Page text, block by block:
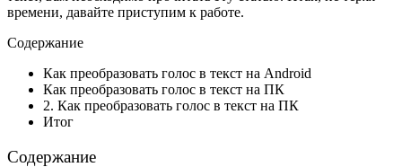
времени, давайте приступим к работе.
Содержание
Как преобразовать голос в текст на Android
Как преобразовать голос в текст на ПК
2. Как преобразовать голос в текст на ПК
Итог
Содержание